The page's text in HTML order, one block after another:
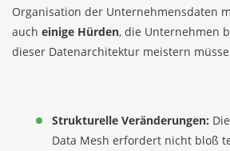
Organisation der Unternehmensdaten
auch einige Hürden, die Unternehmen
dieser Datenarchitektur meistern
Strukturelle Veränderungen:
Data Mesh erfordert nicht bloß